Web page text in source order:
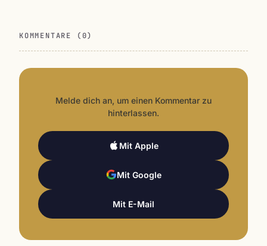
KOMMENTARE (0)
Melde dich an, um einen Kommentar zu
hinterlassen.
Mit Apple
Mit Google
Mit E-Mail